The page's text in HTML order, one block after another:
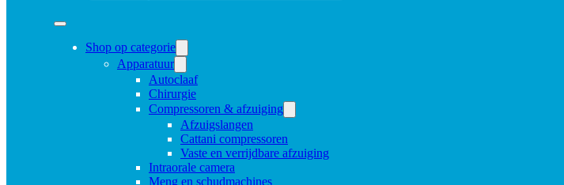
Shop op categorie
Apparatuur
Autoclaaf
Chirurgie
Compressoren & afzuiging
Afzuigslangen
Cattani compressoren
Vaste en verrijdbare afzuiging
Intraorale camera
Meng en schudmachines